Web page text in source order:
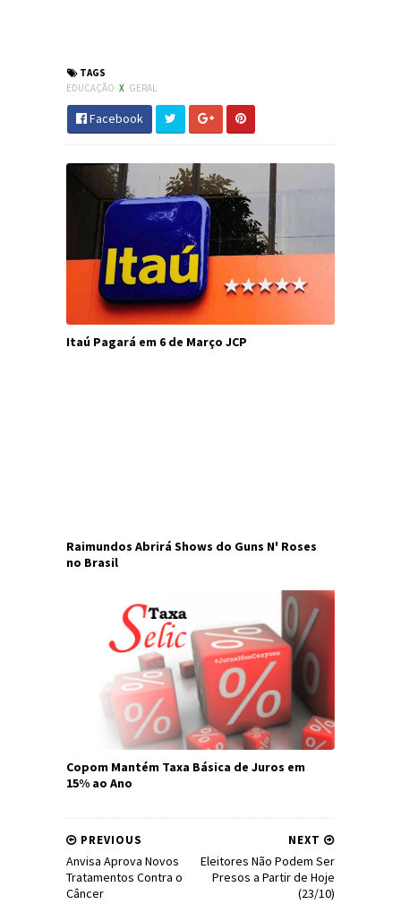
TAGS
EDUCAÇÃO X GERAL
Facebook
Itaú Pagará em 6 de Março JCP
Raimundos Abrirá Shows do Guns N' Roses
no Brasil
Copom Mantém Taxa Básica de Juros em
15% ao Ano
NEXT
Eleitores Não Podem Ser
Presos a Partir de Hoje
(23/10)
PREVIOUS
Anvisa Aprova Novos
Tratamentos Contra o
Câncer